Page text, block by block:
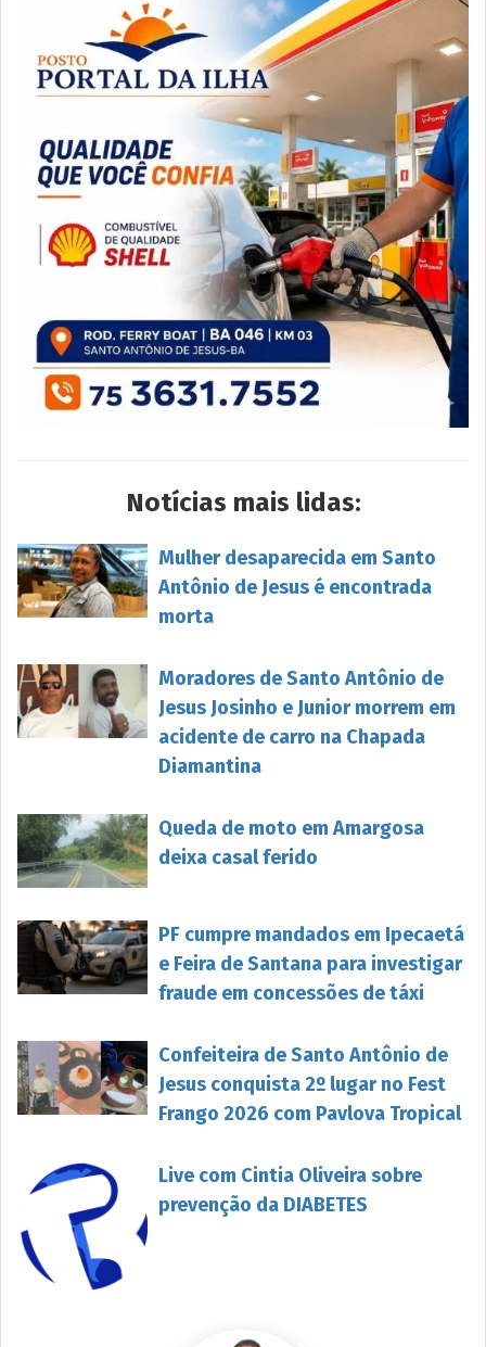
Notícias mais lidas:
Mulher desaparecida em Santo
Antônio de Jesus é encontrada
morta
Moradores de Santo Antônio de
Jesus Josinho e Junior morrem em
acidente de carro na Chapada
Diamantina
Queda de moto em Amargosa
deixa casal ferido
PF cumpre mandados em Ipecaetá
e Feira de Santana para investigar
fraude em concessões de táxi
Confeiteira de Santo Antônio de
Jesus conquista 2º lugar no Fest
Frango 2026 com Pavlova Tropical
Live com Cintia Oliveira sobre
prevenção da DIABETES